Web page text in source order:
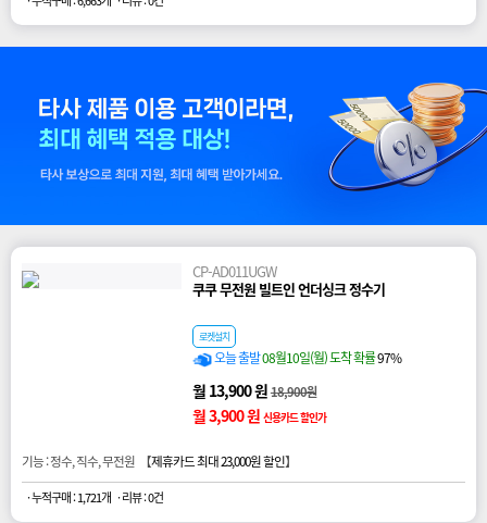
CP-AD011UGW
쿠쿠 무전원 빌트인 언더싱크 정수기
로켓설치
오늘 출발08월10일(월) 도착 확률97%
월 13,900 원18,900원
월 3,900 원 신용카드 할인가
기능 : 정수, 직수, 무전원 【제휴카드 최대 23,000원 할인】
· 누적구매 : 1,721개 · 리뷰 : 0건